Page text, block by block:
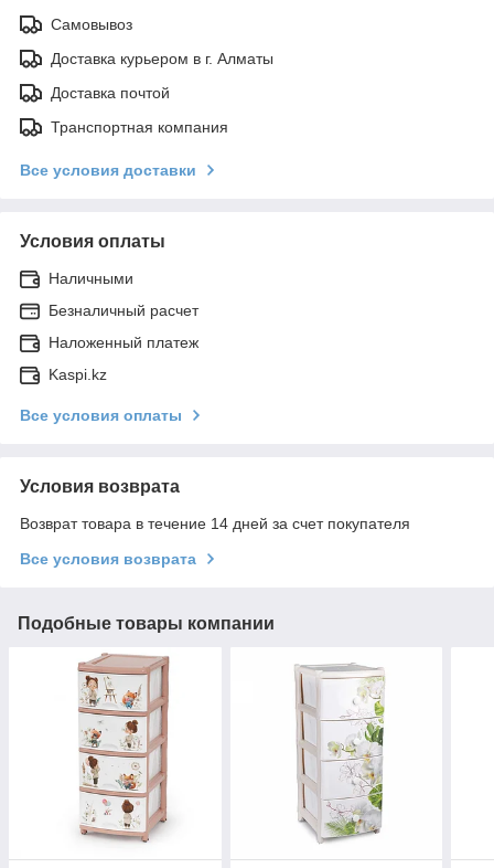
Самовывоз
Доставка курьером в г. Алматы
Доставка почтой
Транспортная компания
Все условия доставки
Условия оплаты
Наличными
Безналичный расчет
Наложенный платеж
Kaspi.kz
Все условия оплаты
Условия возврата
Возврат товара в течение 14 дней за счет покупателя
Все условия возврата
Подобные товары компании